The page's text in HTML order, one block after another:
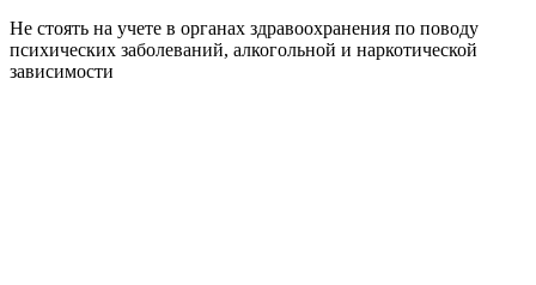
Не стоять на учете в органах здравоохранения по поводу
психических заболеваний, алкогольной и наркотической
зависимости